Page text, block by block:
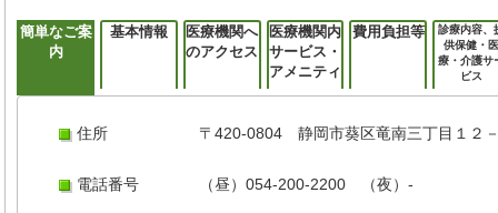
簡単なご案
内
基本情報
医療機関へ
のアクセス
医療機関内
サービス・
アメニティ
費用負担等
診療内容、
供保健・
療・介護サ
ビス
住所 〒420-0804 静岡市葵区竜南三丁目１２
電話番号 （昼）054-200-2200 （夜）-